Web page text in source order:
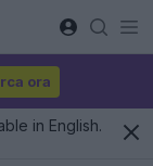
ora
in English.